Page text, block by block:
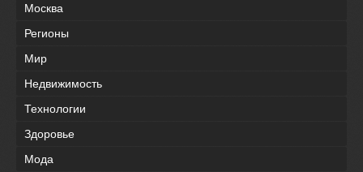
Москва
Регионы
Мир
Недвижимость
Технологии
Здоровье
Мода